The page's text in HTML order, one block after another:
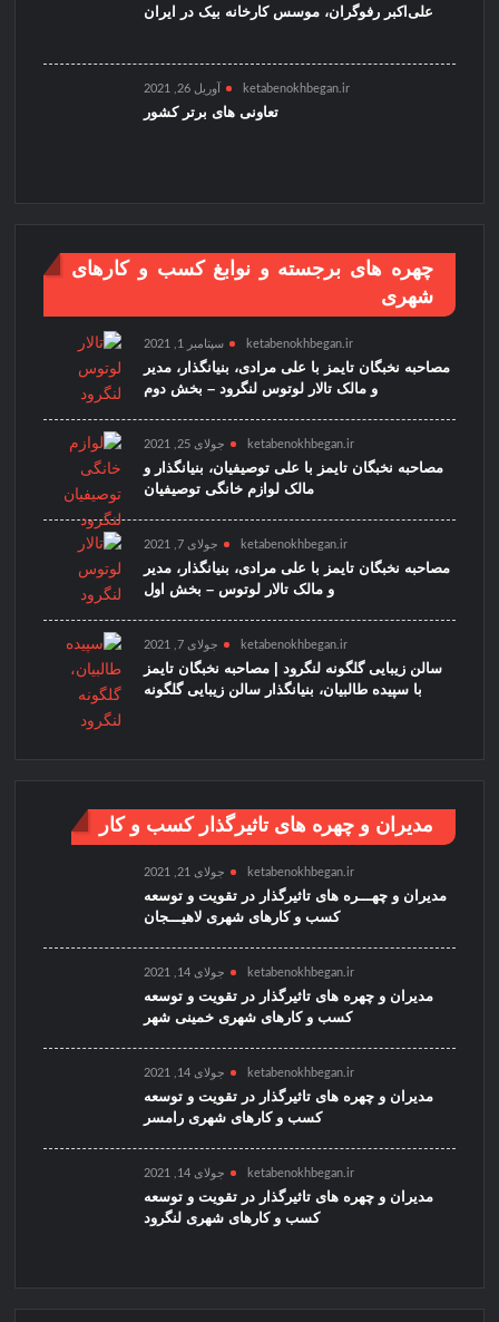
علی‌اکبر رفوگران، موسس کارخانه بیک در ایران
ketabenokhbegan.ir آوریل 26, 2021
تعاونی های برتر کشور
چهره های برجسته و نوابغ کسب و کارهای
شهری
ketabenokhbegan.ir سپتامبر 1, 2021
مصاحبه نخبگان تایمز با علی مرادی، بنیانگذار، مدیر
و مالک تالار لوتوس لنگرود – بخش دوم
ketabenokhbegan.ir جولای 25, 2021
مصاحبه نخبگان تایمز با علی توصیفیان، بنیانگذار و
مالک لوازم خانگی توصیفیان
ketabenokhbegan.ir جولای 7, 2021
مصاحبه نخبگان تایمز با علی مرادی، بنیانگذار، مدیر
و مالک تالار لوتوس – بخش اول
ketabenokhbegan.ir جولای 7, 2021
سالن زیبایی گلگونه لنگرود | مصاحبه نخبگان تایمز
با سپیده طالبیان، بنیانگذار سالن زیبایی گلگونه
مدیران و چهره های تاثیرگذار کسب و کار
ketabenokhbegan.ir جولای 21, 2021
مدیران و چهـــره های تاثیرگذار در تقویت و توسعه
کسب و کارهای شهری لاهیـــجان
ketabenokhbegan.ir جولای 14, 2021
مدیران و چهره های تاثیرگذار در تقویت و توسعه
کسب و کارهای شهری خمینی شهر
ketabenokhbegan.ir جولای 14, 2021
مدیران و چهره های تاثیرگذار در تقویت و توسعه
کسب و کارهای شهری رامسر
ketabenokhbegan.ir جولای 14, 2021
مدیران و چهره های تاثیرگذار در تقویت و توسعه
کسب و کارهای شهری لنگرود